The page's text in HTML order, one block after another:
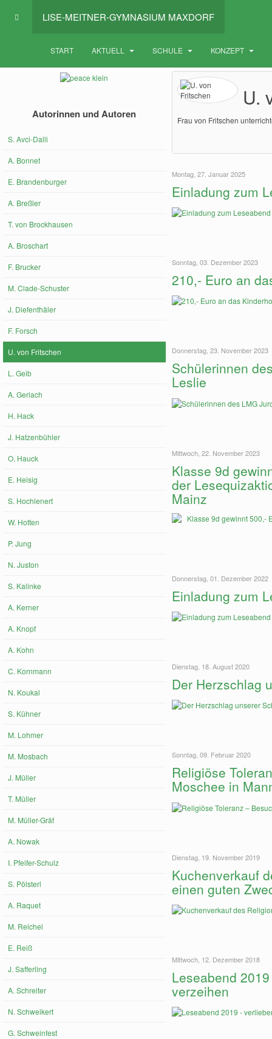
LISE-MEITNER-GYMNASIUM MAXDORF
START AKTUELL SCHULE KONZEPT
U.
Frau von Fritschen
Montag, 27. Januar 2025
Einladung zum
Sonntag, 03. Dezember 2023
210,- Euro an
Donnerstag, 23. November 2023
Schülerinnen
Leslie
Mittwoch, 22. November 2023
Klasse 9d
der
Mainz
Donnerstag, 01. Dezember 2022
Einladung zum
Dienstag, 18. August 2020
Der Herzschlag
Sonntag, 09. Februar 2020
Religiöse
Moschee in
Dienstag, 19. November 2019
Kuchenverkauf
einen guten
Mittwoch, 12. Dezember 2018
Leseabend
verzeihen
Autorinnen und Autoren
S. Avci-Dalli
A. Bonnet
E. Brandenburger
A. Breßler
T. von Brockhausen
A. Broschart
F. Brucker
M. Clade-Schuster
J. Diefenthäler
F. Forsch
U. von Fritschen
L. Geib
A. Gerlach
H. Hack
J. Hatzenbühler
O. Hauck
E. Heisig
S. Hochlenert
W. Hotten
P. Jung
N. Juston
S. Kalinke
A. Kerner
A. Knopf
A. Kohn
C. Kornmann
N. Koukal
S. Kühner
M. Lohmer
M. Mosbach
J. Müller
T. Müller
M. Müller-Gräf
A. Nowak
I. Pfeifer-Schulz
S. Pölsterl
A. Raquet
M. Reichel
E. Reiß
J. Safferling
A. Schreiter
N. Schweikert
G. Schweinfest